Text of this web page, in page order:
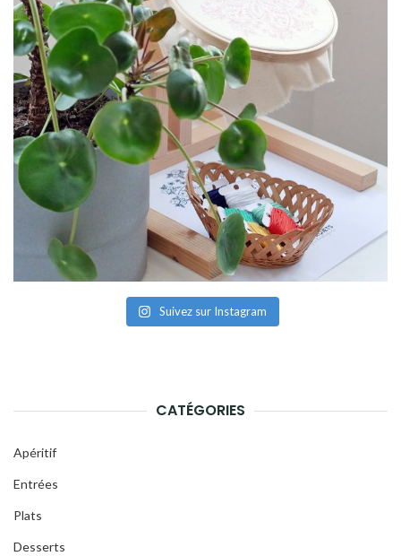
Suivez sur Instagram
CATÉGORIES
Apéritif
Entrées
Plats
Desserts